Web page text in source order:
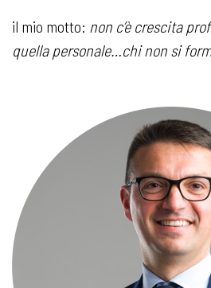
il mio motto: non c’è crescita
quella personale…chi non si